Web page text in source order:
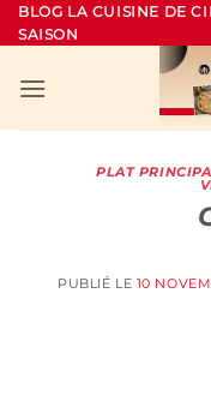
Passer
au
BLOG LA CUISINE DE
SAISON
PLAT
PUBLIÉ LE 10